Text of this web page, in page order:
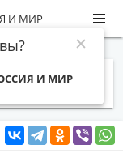
И МИР
И МИР